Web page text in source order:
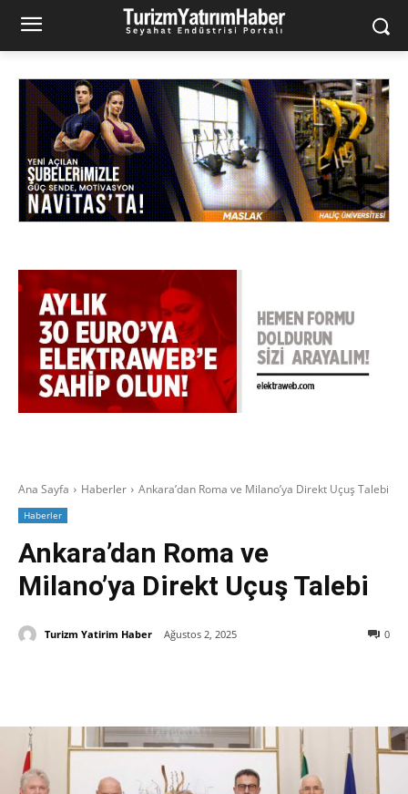
Ana Sayfa Haberler Ankara’dan Roma ve Milano’ya Direkt Uçuş Talebi
Haberler
Ankara’dan Roma ve
Milano’ya Direkt Uçuş Talebi
0
Turizm Yatirim Haber Ağustos 2, 2025